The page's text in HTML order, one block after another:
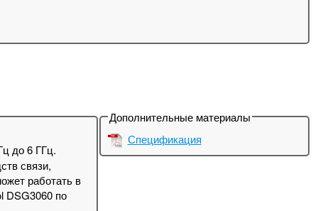
Дополнительные материалы
Спецификация
до 6 ГГц.
связи,
работать в
DSG3060 по